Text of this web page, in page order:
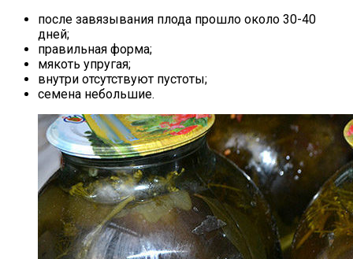
после завязывания плода прошло около 30-40
дней;
правильная форма;
мякоть упругая;
внутри отсутствуют пустоты;
семена небольшие.